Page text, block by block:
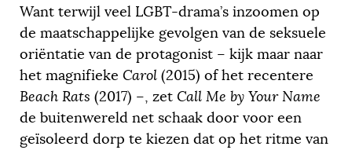
Want terwijl veel LGBT-drama’s inzoomen op
de maatschappelijke gevolgen van de seksuele
oriëntatie van de protagonist – kijk maar naar
het magnifieke Carol (2015) of het recentere
Beach Rats (2017) –, zet Call Me by Your Name
de buitenwereld net schaak door voor een
geïsoleerd dorp te kiezen dat op het ritme van